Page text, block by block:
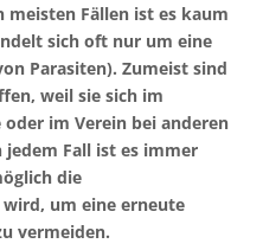
meisten Fällen ist es kaum
sich oft nur um eine
Parasiten). Zumeist sind
weil sie sich im
im Verein bei anderen
jedem Fall ist es immer
die
um eine erneute
vermeiden.